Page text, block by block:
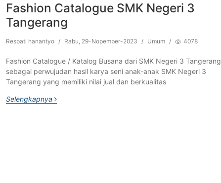
Fashion Catalogue SMK Negeri 3
Tangerang
Respati hanantyo / Rabu, 29-Nopember-2023 / Umum / 4078
Fashion Catalogue / Katalog Busana dari SMK Negeri 3 Tangerang
sebagai perwujudan hasil karya seni anak-anak SMK Negeri 3
Tangerang yang memiliki nilai jual dan berkualitas
Selengkapnya